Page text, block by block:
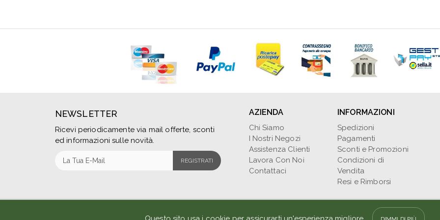
NEWSLETTER
Ricevi periodicamente via mail offerte, sconti
ed informazioni sulle novità.
REGISTRATI
AZIENDA
Chi Siamo
I Nostri Negozi
Assistenza Clienti
Lavora Con Noi
Contattaci
INFORMAZIONI
Spedizioni
Pagamenti
Sconti e Promozioni
Condizioni di
Vendita
Resi e Rimborsi
la Fata & il Drago di